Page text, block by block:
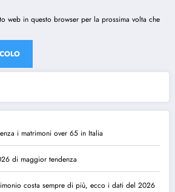
web in questo browser per la prossima volta che
i matrimoni over 65 in Italia
di maggior tendenza
costa sempre di più, ecco i dati del 2026